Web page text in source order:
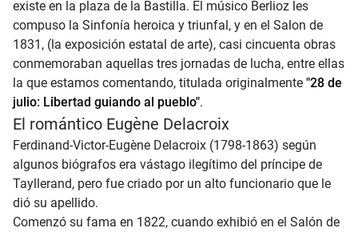
existe en la plaza de la Bastilla. El músico Berlioz les
compuso la Sinfonía heroica y triunfal, y en el Salon de
1831, (la exposición estatal de arte), casi cincuenta obras
conmemoraban aquellas tres jornadas de lucha, entre ellas
la que estamos comentando, titulada originalmente "28 de
julio: Libertad guiando al pueblo".
El romántico Eugène Delacroix
Ferdinand-Victor-Eugène Delacroix (1798-1863) según
algunos biógrafos era vástago ilegítimo del príncipe de
Tayllerand, pero fue criado por un alto funcionario que le
dió su apellido.
Comenzó su fama en 1822, cuando exhibió en el Salón de